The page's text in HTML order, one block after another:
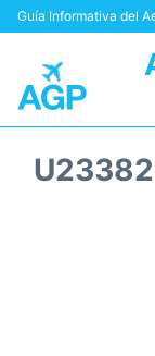
Guía Informativa del
U23382